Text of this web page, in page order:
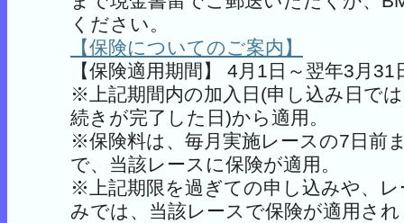
ください。
【保険についてのご案内】
【保険適用期間】 4月1日～翌年3月31
※上記期間内の加入日(申し込み日で
続きが完了した日)から適用。
※保険料は、毎月実施レースの7日前
で、当該レースに保険が適用。
※上記期限を過ぎての申し込みや、
みでは、当該レースで保険が適用さ